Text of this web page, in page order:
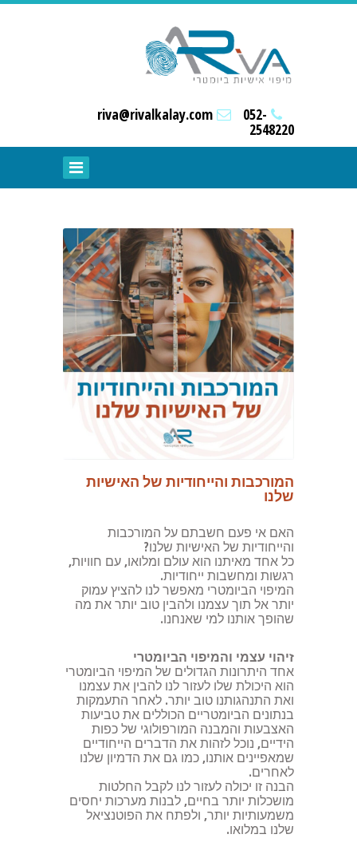
riva@rivalkalay.com 052-
2548220
המורכבות והייחודיות של האישיות
שלנו
האם אי פעם חשבתם על המורכבות
והייחודיות של האישיות שלנו?
כל אחד מאיתנו הוא עולם ומלואו, עם חוויות,
רגשות ומחשבות ייחודיות.
המיפוי הביומטרי מאפשר לנו להציץ עמוק
יותר אל תוך עצמנו ולהבין טוב יותר את מה
שהופך אותנו למי שאנחנו.
זיהוי עצמי והמיפוי הביומטרי
אחד היתרונות הגדולים של המיפוי הביומטרי
הוא היכולת שלו לעזור לנו להבין את עצמנו
ואת התנהגותנו טוב יותר. לאחר התעמקות
בנתונים הביומטריים הכוללים את טביעות
האצבעות והמבנה המורפולוגי של כפות
הידיים, נוכל לזהות את הדברים הייחודיים
שמאפיינים אותנו, כמו גם את הדמיון שלנו
לאחרים.
הבנה זו יכולה לעזור לנו לקבל החלטות
מושכלות יותר בחיים, לבנות מערכות יחסים
משמעותיות יותר, ולפתח את הפוטנציאל
שלנו במלואו.